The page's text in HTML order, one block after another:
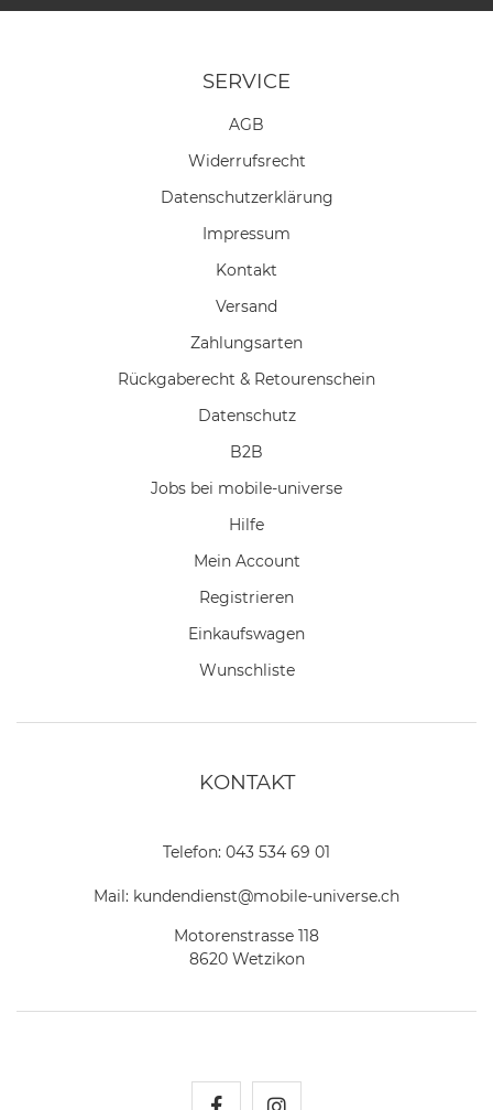
SERVICE
AGB
Widerrufs­recht
Daten­schutz­erklärung
Impressum
Kontakt
Versand
Zahlungsarten
Rückgaberecht & Retourenschein
Datenschutz
B2B
Jobs bei mobile-universe
Hilfe
Mein Account
Registrieren
Einkaufswagen
Wunschliste
KONTAKT
Telefon: 043 534 69 01
Mail: kundendienst@mobile-universe.ch
Motorenstrasse 118
8620 Wetzikon